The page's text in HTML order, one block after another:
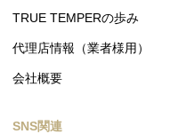
TRUE TEMPERの歩み
代理店情報（業者様用）
会社概要
SNS関連